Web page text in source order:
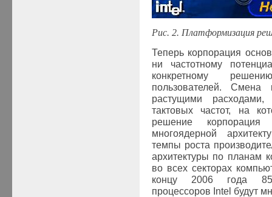
Рис. 2. Платформизация
Теперь корпорация
ни частотному
конкретному
пользователей. Смена
растущими
тактовых частот, на
решение
многоядерной
темпы роста
архитектуры по планам
во всех секторах
концу 2006 года
процессоров Intel будут